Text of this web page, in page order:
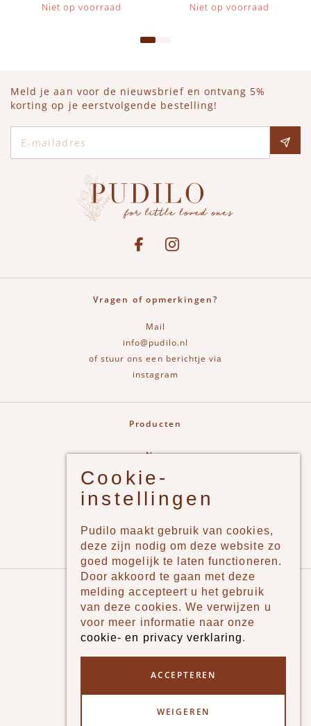
Niet op voorraad Niet op voorraad
Meld je aan voor de nieuwsbrief en ontvang 5%
korting op je eerstvolgende bestelling!
See our FacebookBekijk onze Instagram pagina
Vragen of opmerkingen?
Mail
info@pudilo.nl
of stuur ons een berichtje via
instagram
Producten
New
Jongens
Meisjes
Merken
Pudilo
Over ons
Algemene voorwaarden
Klantenservice - Ruilen & Retourneren
Cookie-
instellingen
Pudilo maakt gebruik van cookies,
deze zijn nodig om deze website zo
goed mogelijk te laten functioneren.
Door akkoord te gaan met deze
melding accepteert u het gebruik
van deze cookies. We verwijzen u
voor meer informatie naar onze
cookie- en privacy verklaring.
ACCEPTEREN
WEIGEREN